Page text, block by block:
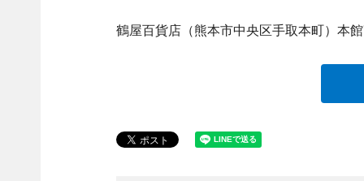
鶴屋百貨店（熊本市中央区手取本町）本